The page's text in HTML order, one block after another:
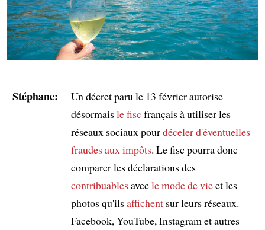
Stéphane:
Un décret paru le 13 février autorise
désormaisle fiscfrançais à utiliser les
réseaux sociaux pourdécelerd'éventuelles
fraudes aux impôts. Le fisc pourra donc
comparer les déclarations des
contribuablesavecle mode de vieet les
photos qu'ilsaffichentsur leurs réseaux.
Facebook, YouTube, Instagram et autres